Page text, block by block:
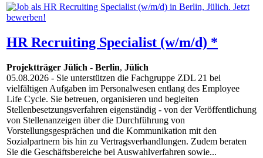
HR Recruiting Specialist (w/m/d) *
Projektträger Jülich - Berlin, Jülich
05.08.2026 - Sie unterstützen die Fachgruppe ZDL 21 bei
vielfältigen Aufgaben im Personalwesen entlang des Employee
Life Cycle. Sie betreuen, organisieren und begleiten
Stellenbesetzungsverfahren eigenständig - von der Veröffentlichung
von Stellenanzeigen über die Durchführung von
Vorstellungsgesprächen und die Kommunikation mit den
Sozialpartnern bis hin zu Vertragsverhandlungen. Zudem beraten
Sie die Geschäftsbereiche bei Auswahlverfahren sowie...